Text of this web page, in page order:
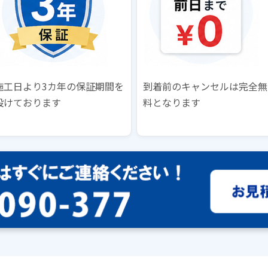
工日より3カ年の保証期間を
けております
到着前のキャンセルは完全無
料となります